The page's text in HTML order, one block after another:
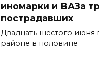
иномарки и ВАЗа
пострадавших
Двадцать шестого июня
районе в половине